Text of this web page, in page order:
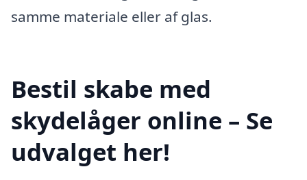
samme materiale eller af glas.
Bestil skabe med
skydelåger online – Se
udvalget her!